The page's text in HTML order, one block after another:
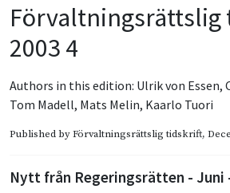
2003 4
Authors in this edition: Ulrik von Essen,
Tom Madell, Mats Melin, Kaarlo Tuori
Published byFörvaltningsrättslig tidskrift,
Nytt från Regeringsrätten - Juni